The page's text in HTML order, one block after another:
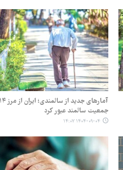
جمعیت سالمند عبور کرد
۱۴۰۴-۰۹-۰۴ ۱۴:۰۷